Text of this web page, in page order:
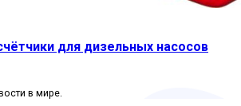
для дизельных насосов
в мире.